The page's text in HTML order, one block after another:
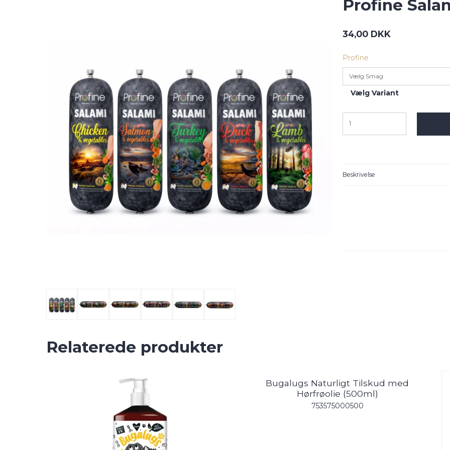
Profine
34,00 DKK
Profine
Vælg Smag
Vælg Variant
Beskrivelse
Relaterede produkter
Bugalugs Naturligt Tilskud med
Hørfrøolie (500ml)
753575000500